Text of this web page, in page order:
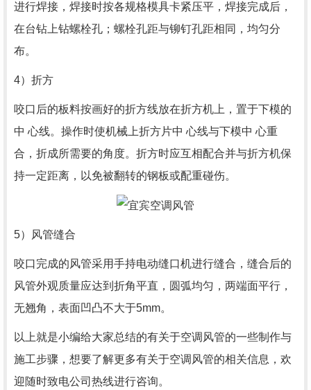
进行焊接，焊接时按各规格模具卡紧压平，焊接完成后，
在台钻上钻螺栓孔；螺栓孔距与铆钉孔距相同，均匀分
布。
4）折方
咬口后的板料按画好的折方线放在折方机上，置于下模的
中 心线。操作时使机械上折方片中 心线与下模中 心重
合，折成所需要的角度。折方时应互相配合并与折方机保
持一定距离，以免被翻转的钢板或配重碰伤。
5）风管缝合
咬口完成的风管采用手持电动缝口机进行缝合，缝合后的
风管外观质量应达到折角平直，圆弧均匀，两端面平行，
无翘角，表面凹凸不大于5mm。
以上就是小编给大家总结的有关于空调风管的一些制作与
施工步骤，想要了解更多有关于空调风管的相关信息，欢
迎随时致电公司热线进行咨询。